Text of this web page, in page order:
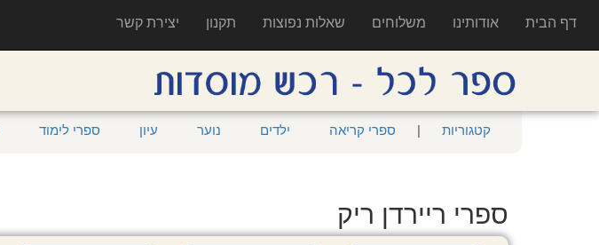
דף הבית אודותינו משלוחים שאלות נפוצות תקנון יצירת קשר
קטגוריות | ספרי קריאה ילדים נוער עיון ספרי לימוד
ספרי ריירדן ריק